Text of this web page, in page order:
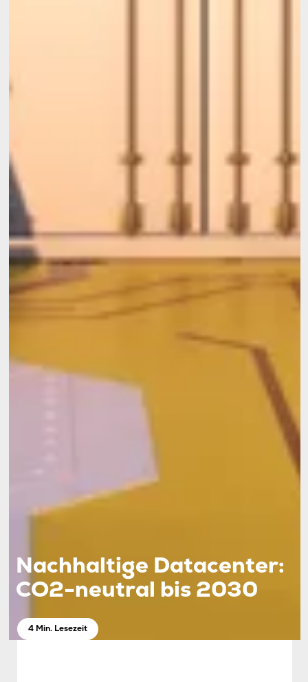
Nachhaltige Datacenter:
CO2-neutral bis 2030
4 Min. Lesezeit